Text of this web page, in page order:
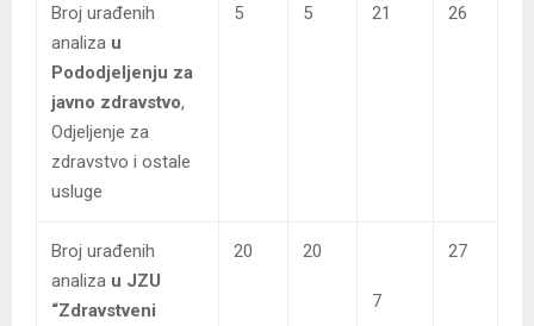
Broj urađenih
analiza u
Pododjeljenju za
javno zdravstvo,
Odjeljenje za
zdravstvo i ostale
usluge
5 5 21 26
Broj urađenih
analiza u JZU
“Zdravstveni
20 20
7
27